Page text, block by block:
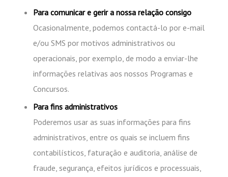
Para comunicar e gerir a nossa relação consigo
Ocasionalmente, podemos contactá-lo por e-mail
e/ou SMS por motivos administrativos ou
operacionais, por exemplo, de modo a enviar-lhe
informações relativas aos nossos Programas e
Concursos.
Para fins administrativos
Poderemos usar as suas informações para fins
administrativos, entre os quais se incluem fins
contabilísticos, faturação e auditoria, análise de
fraude, segurança, efeitos jurídicos e processuais,